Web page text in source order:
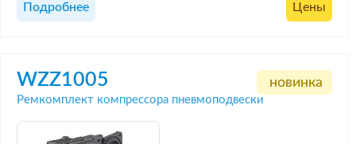
Подробнее Цены
WZZ1005
Ремкомплект компрессора пневмоподвески
новинка